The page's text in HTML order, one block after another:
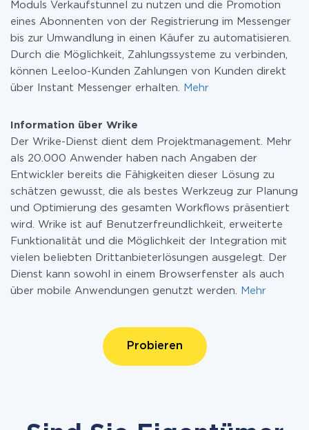
Moduls Verkaufstunnel zu nutzen und die Promotion
eines Abonnenten von der Registrierung im Messenger
bis zur Umwandlung in einen Käufer zu automatisieren.
Durch die Möglichkeit, Zahlungssysteme zu verbinden,
können Leeloo-Kunden Zahlungen von Kunden direkt
über Instant Messenger erhalten.
Mehr
Information über Wrike
Der Wrike-Dienst dient dem Projektmanagement. Mehr
als 20.000 Anwender haben nach Angaben der
Entwickler bereits die Fähigkeiten dieser Lösung zu
schätzen gewusst, die als bestes Werkzeug zur Planung
und Optimierung des gesamten Workflows präsentiert
wird. Wrike ist auf Benutzerfreundlichkeit, erweiterte
Funktionalität und die Möglichkeit der Integration mit
vielen beliebten Drittanbieterlösungen ausgelegt. Der
Dienst kann sowohl in einem Browserfenster als auch
über mobile Anwendungen genutzt werden.
Mehr
Probieren